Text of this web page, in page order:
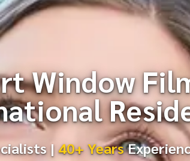
Window
|40+ Years